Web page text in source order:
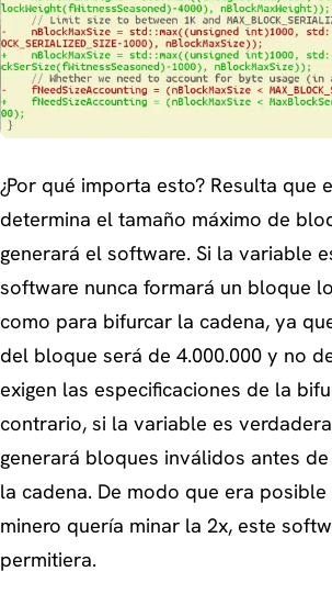
¿Por qué importa esto? Resulta que
determina el tamaño máximo de
generará el software. Si la variable
software nunca formará un bloque
como para bifurcar la cadena, ya
del bloque será de 4.000.000 y no
exigen las especificaciones de la
contrario, si la variable es
generará bloques inválidos antes
la cadena. De modo que era
minero quería minar la 2x, este
permitiera.